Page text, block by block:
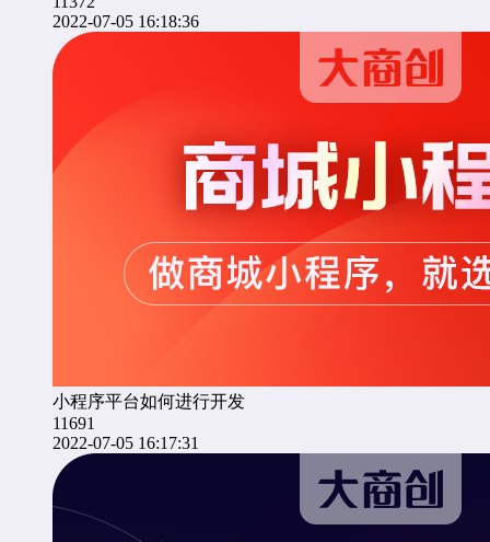
2022-07-05 16:18:36
小程序平台如何进行开发
11691
2022-07-05 16:17:31